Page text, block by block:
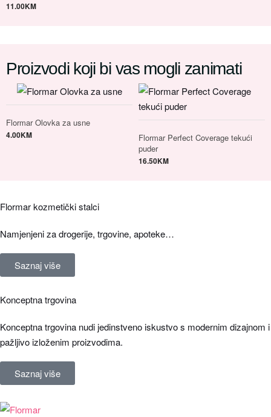
11.00KM
Proizvodi koji bi vas mogli zanimati
Flormar Olovka za usne
4.00KM
Flormar Perfect Coverage tekući
puder
16.50KM
Flormar kozmetički stalci
Namjenjeni za drogerije, trgovine, apoteke…
Saznaj više
Konceptna trgovina
Konceptna trgovina nudi jedinstveno iskustvo s modernim dizajnom i
pažljivo izloženim proizvodima.
Saznaj više